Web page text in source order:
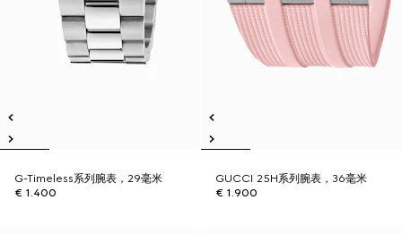
G-Timeless系列腕表，29毫米
€ 1.400
GUCCI 25H系列腕表，36毫米
€ 1.900